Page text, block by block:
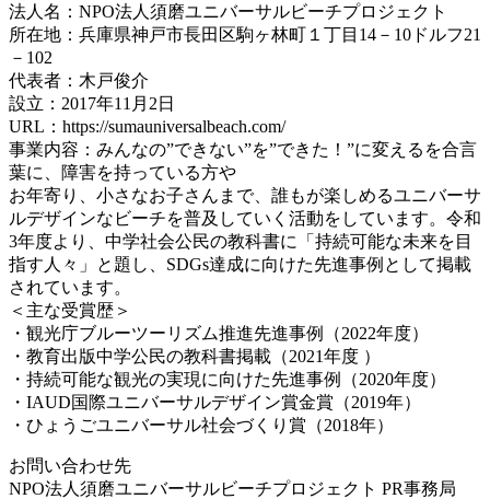
法人名：NPO法人須磨ユニバーサルビーチプロジェクト
所在地：兵庫県神戸市長田区駒ヶ林町１丁目14－10ドルフ21
－102
代表者：木戸俊介
設立：2017年11月2日
URL：https://sumauniversalbeach.com/
事業内容：みんなの”できない”を”できた！”に変えるを合言
葉に、障害を持っている方や
お年寄り、小さなお子さんまで、誰もが楽しめるユニバーサ
ルデザインなビーチを普及していく活動をしています。令和
3年度より、中学社会公民の教科書に「持続可能な未来を目
指す人々」と題し、SDGs達成に向けた先進事例として掲載
されています。
＜主な受賞歴＞
・観光庁ブルーツーリズム推進先進事例（2022年度）
・教育出版中学公民の教科書掲載（2021年度 ）
・持続可能な観光の実現に向けた先進事例（2020年度）
・IAUD国際ユニバーサルデザイン賞金賞（2019年）
・ひょうごユニバーサル社会づくり賞（2018年）
お問い合わせ先
NPO法人須磨ユニバーサルビーチプロジェクト PR事務局